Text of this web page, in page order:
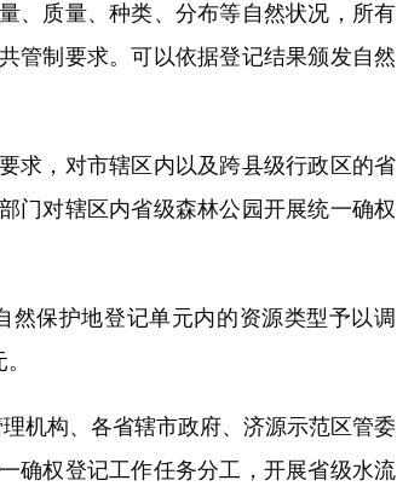
、质量、种类、分布等自然状况，所有
管制要求。可以依据登记结果颁发自然
，对市辖区内以及跨县级行政区的省
门对辖区内省级森林公园开展统一确权
保护地登记单元内的资源类型予以调
机构、各省辖市政府、济源示范区管委
确权登记工作任务分工，开展省级水流